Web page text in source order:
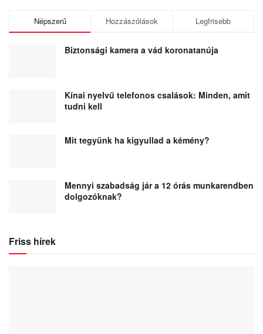
Népszerű Hozzászólások Legfrisebb
Biztonsági kamera a vád koronatanúja
Kínai nyelvű telefonos csalások: Minden, amit
tudni kell
Mit tegyünk ha kigyullad a kémény?
Mennyi szabadság jár a 12 órás munkarendben
dolgozóknak?
Friss hírek